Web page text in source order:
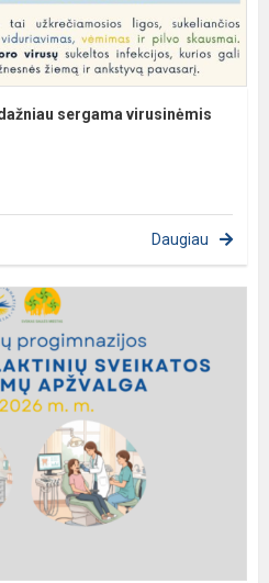
sergama virusinėmis
Daugiau